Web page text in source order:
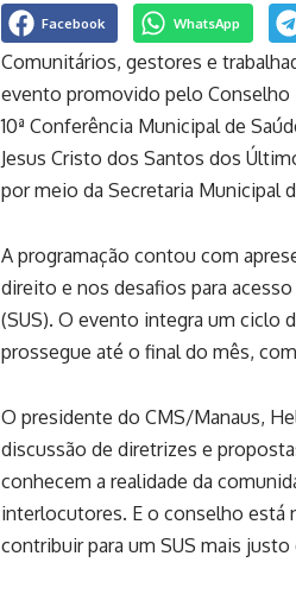
Facebook WhatsApp
Comunitários, gestores e
evento promovido pelo Conselho
10ª Conferência Municipal de
Jesus Cristo dos Santos dos
por meio da Secretaria Municipal
A programação contou com
direito e nos desafios para
(SUS). O evento integra um ciclo
prossegue até o final do mês,
O presidente do CMS/Manaus,
discussão de diretrizes e
conhecem a realidade da
interlocutores. E o conselho está
contribuir para um SUS mais